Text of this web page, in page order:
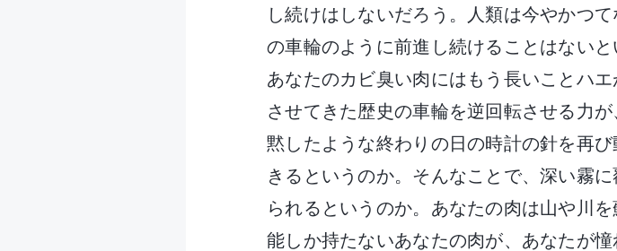
し続けはしないだろう。人類は今やかつ
の車輪のように前進し続けることはない
あなたのカビ臭い肉にはもう長いことハ
させてきた歴史の車輪を逆回転させる力
黙したような終わりの日の時計の針を再
きるというのか。そんなことで、深い霧
られるというのか。あなたの肉は山や川
能しか持たないあなたの肉が、あなたが